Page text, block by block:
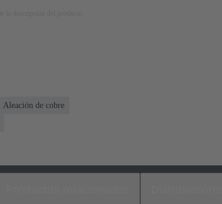
Aleación de cobre